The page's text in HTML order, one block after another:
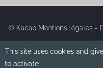
© Kacao Mentions légales -
This site uses cookies and
to activate